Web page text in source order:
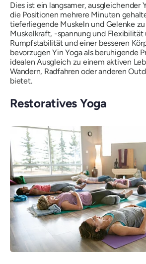
Dies ist ein langsamer, ausgleichender
die Positionen mehrere Minuten
tieferliegende Muskeln und Gelenke
Muskelkraft, -spannung und Flexibilität
Rumpfstabilität und einer besseren
bevorzugen Yin Yoga als beruhigende
idealen Ausgleich zu einem aktiven
Wandern, Radfahren oder anderen
bietet.
Restoratives Yoga